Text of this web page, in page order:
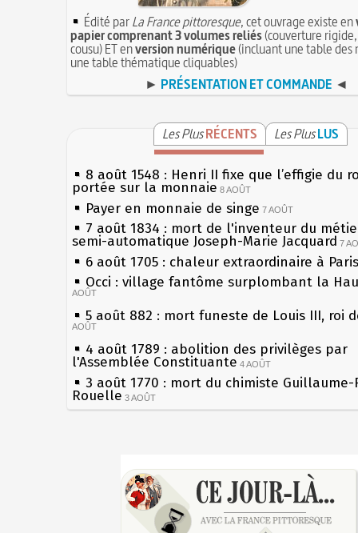
Édité parLa France pittoresque, cet ouvrage existe en
papier comprenant 3 volumes reliés(couverture
cousu) ET enversion numérique(incluant une table des
une table thématique cliquables)
► PRÉSENTATION ET COMMANDE ◄
Les PlusRÉCENTS Les PlusLUS
8 août 1548 : Henri II fixe que l’effigie du
portée sur la monnaie 8 AOÛT
Payer en monnaie de singe 7 AOÛT
7 août 1834 : mort de l'inventeur du
semi-automatique Joseph-Marie Jacquard 7
6 août 1705 : chaleur extraordinaire à Paris
Occi : village fantôme surplombant la
AOÛT
5 août 882 : mort funeste de Louis III, roi
AOÛT
4 août 1789 : abolition des privilèges par
l'Assemblée Constituante 4 AOÛT
3 août 1770 : mort du chimiste Guillaume-
Rouelle 3 AOÛT
Musée Jean de La Fontaine : réouverture
1er août 1589 : Henri III est poignardé à
par Jacques Clément, moine jacobin 1ER AOÛT
31 juillet 1899 : décret instaurant les
les siècles
27 mai 1610 : supplice de François
du roi Henri IV
Pierre qui roule n'amasse pas mousse